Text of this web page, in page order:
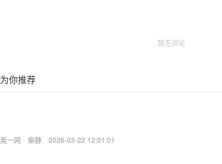
暂无评论
为你推荐
奥一网 柴静 2026-03-22 12:01:01